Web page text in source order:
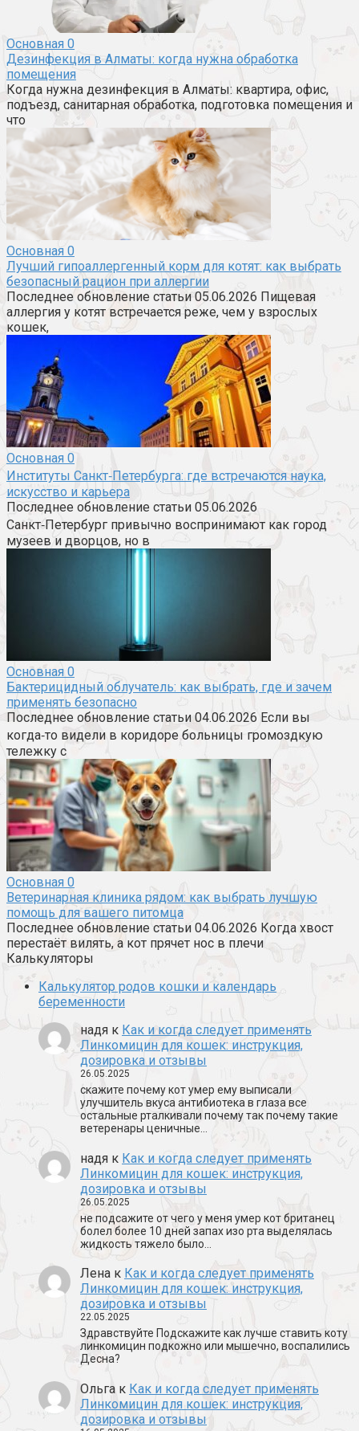
Основная 0
Дезинфекция в Алматы: когда нужна обработка
помещения
Когда нужна дезинфекция в Алматы: квартира, офис,
подъезд, санитарная обработка, подготовка помещения и
что
Основная 0
Лучший гипоаллергенный корм для котят: как выбрать
безопасный рацион при аллергии
Последнее обновление статьи 05.06.2026 Пищевая
аллергия у котят встречается реже, чем у взрослых
кошек,
Основная 0
Институты Санкт‑Петербурга: где встречаются наука,
искусство и карьера
Последнее обновление статьи 05.06.2026
Санкт‑Петербург привычно воспринимают как город
музеев и дворцов, но в
Основная 0
Бактерицидный облучатель: как выбрать, где и зачем
применять безопасно
Последнее обновление статьи 04.06.2026 Если вы
когда‑то видели в коридоре больницы громоздкую
тележку с
Основная 0
Ветеринарная клиника рядом: как выбрать лучшую
помощь для вашего питомца
Последнее обновление статьи 04.06.2026 Когда хвост
перестаёт вилять, а кот прячет нос в плечи
Калькуляторы
Калькулятор родов кошки и календарь
беременности
надя к Как и когда следует применять
Линкомицин для кошек: инструкция,
дозировка и отзывы
26.05.2025
скажите почему кот умер ему выписали
улучшитель вкуса антибиотека в глаза все
остальные рталкивали почему так почему такие
ветеренары ценичные…
надя к Как и когда следует применять
Линкомицин для кошек: инструкция,
дозировка и отзывы
26.05.2025
не подсажите от чего у меня умер кот британец
болел более 10 дней запах изо рта выделялась
жидкость тяжело было…
Лена к Как и когда следует применять
Линкомицин для кошек: инструкция,
дозировка и отзывы
22.05.2025
Здравствуйте Подскажите как лучше ставить коту
линкомицин подкожно или мышечно, воспалились
Десна?
Ольга к Как и когда следует применять
Линкомицин для кошек: инструкция,
дозировка и отзывы